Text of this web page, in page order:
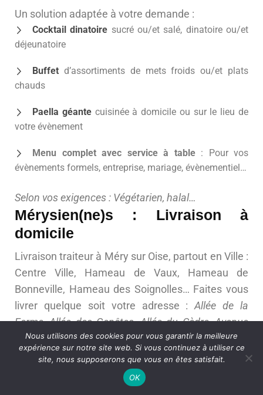
Un solution adaptée à votre demande :
Cocktail dinatoire sucré ou/et salé, dinatoire ou/et
déjeunatoire
Buffet d’assortiments de mets froids ou/et plats
chauds
Paella géantecuisinée à domicile ou sur le lieu de
votre évènement
Menu complet avec service à table: Pour vos
évènements formels, entreprise, mariage, évènementiel…
Selon vos exigences : Végétarien, halal…
Mérysien(ne)s : Livraison à
domicile
Livraison traiteur à Méry sur Oise, partout en Ville :
Centre Ville, Hameau de Vaux, Hameau de
Bonneville, Hameau des Soignolles… Faites vous
livrer quelque soit votre adresse :Allée de la
Ferme, Allée des Genêtes, Allée du Cèdre, Avenue
Jean Jaurès, Allée des Bleuets, Allée des Myosotis,
Allée du Frêne, Avenue Marcel Perrin, Allée des
Châtaigniers, Allée des Tilleuls, Avenue de la
Libération, Avenue Vincent Van Gogh, Allée des
Nous utilisons des cookies pour vous garantir la meilleure
expérience sur notre site web. Si vous continuez à utiliser ce
site, nous supposerons que vous en êtes satisfait.
OK